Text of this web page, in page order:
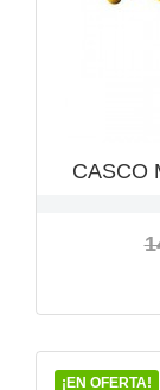
CASCO
¡EN OFERTA!